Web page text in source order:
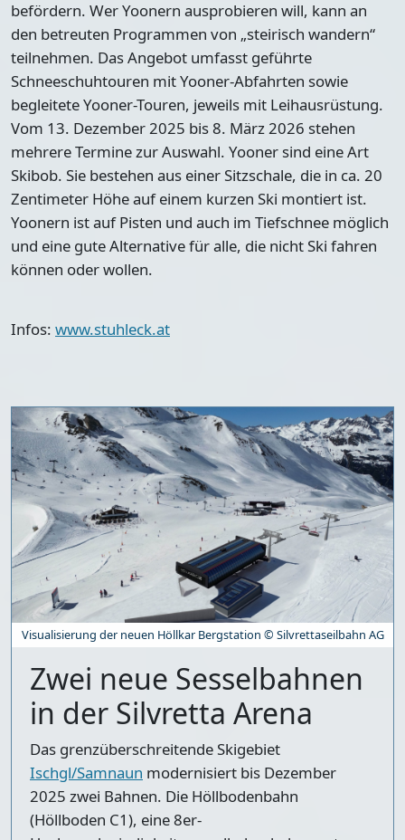
befördern. Wer Yoonern ausprobieren will, kann an
den betreuten Programmen von „steirisch wandern“
teilnehmen. Das Angebot umfasst geführte
Schneeschuhtouren mit Yooner-Abfahrten sowie
begleitete Yooner-Touren, jeweils mit Leihausrüstung.
Vom 13. Dezember 2025 bis 8. März 2026 stehen
mehrere Termine zur Auswahl. Yooner sind eine Art
Skibob. Sie bestehen aus einer Sitzschale, die in ca. 20
Zentimeter Höhe auf einem kurzen Ski montiert ist.
Yoonern ist auf Pisten und auch im Tiefschnee möglich
und eine gute Alternative für alle, die nicht Ski fahren
können oder wollen.
Infos: www.stuhleck.at
Visualisierung der neuen Höllkar Bergstation © Silvrettaseilbahn AG
Zwei neue Sesselbahnen
in der Silvretta Arena
Das grenzüberschreitende Skigebiet
Ischgl/Samnaun modernisiert bis Dezember
2025 zwei Bahnen. Die Höllbodenbahn
(Höllboden C1), eine 8er-